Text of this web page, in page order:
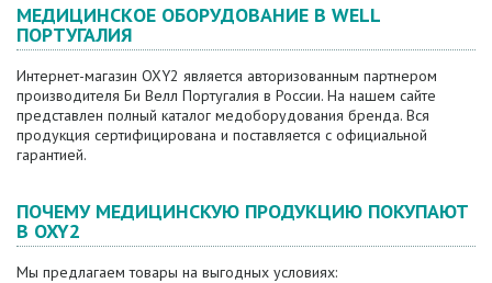
МЕДИЦИНСКОЕ ОБОРУДОВАНИЕ B WELL
ПОРТУГАЛИЯ
Интернет-магазин OXY2 является авторизованным партнером
производителя Би Велл Португалия в России. На нашем сайте
представлен полный каталог медоборудования бренда. Вся
продукция сертифицирована и поставляется с официальной
гарантией.
ПОЧЕМУ МЕДИЦИНСКУЮ ПРОДУКЦИЮ ПОКУПАЮТ
В OXY2
Мы предлагаем товары на выгодных условиях: